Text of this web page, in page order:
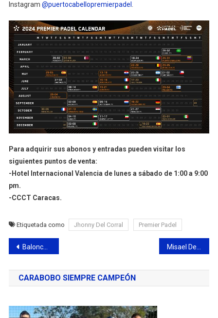
Instagram @puertocabellopremierpadel
Para adquirir sus abonos y entradas pueden visitar los
siguientes puntos de venta:
-Hotel Internacional Valencia de lunes a sábado de 1:00 a 9:00
pm.
-CCCT Caracas.
Etiquetada como Jhonny Del Corral Premier Padel
Navegación
de
entradas
Baloncesto femenino regresó al Teodoro Gubaira para conmemorar el Día de la Mujer
CARABOBO SIEMPRE CAMPEÓN